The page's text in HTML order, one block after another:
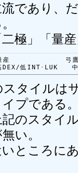
であり、
二極」「量
産　　　　　　　　弓
DEX/低INT･LUK　　
スタイルは
プである
のスタイ
い。
いところに